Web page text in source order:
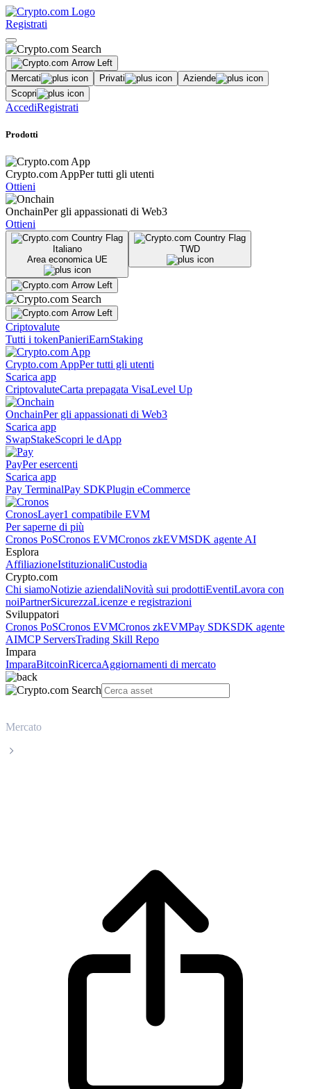
Registrati
Mercati Privati
Aziende
Scopri
AccediRegistrati
Prodotti
Crypto.com AppPer tutti gli utenti
Ottieni
OnchainPer gli appassionati di Web3
Ottieni
Italiano
Area economica UE
TWD
Criptovalute
Tutti i tokenPanieriEarnStaking
Crypto.com AppPer tutti gli utenti
Scarica app
CriptovaluteCarta prepagata VisaLevel Up
OnchainPer gli appassionati di Web3
Scarica app
SwapStakeScopri le dApp
PayPer esercenti
Scarica app
Pay TerminalPay SDKPlugin eCommerce
CronosLayer1 compatibile EVM
Per saperne di più
Cronos PoSCronos EVMCronos zkEVMSDK agente AI
Esplora
AffiliazioneIstituzionaliCustodia
Crypto.com
Chi siamoNotizie aziendaliNovità sui prodottiEventiLavora con
noiPartnerSicurezzaLicenze e registrazioni
Sviluppatori
Cronos PoSCronos EVMCronos zkEVMPay SDKSDK agente
AIMCP ServersTrading Skill Repo
Impara
ImparaBitcoinRicercaAggiornamenti di mercato
Mercato